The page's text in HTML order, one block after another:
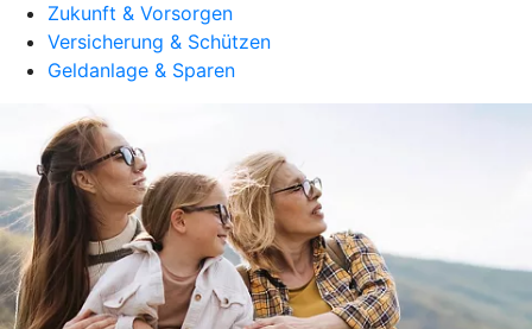
Zukunft & Vorsorgen
Versicherung & Schützen
Geldanlage & Sparen